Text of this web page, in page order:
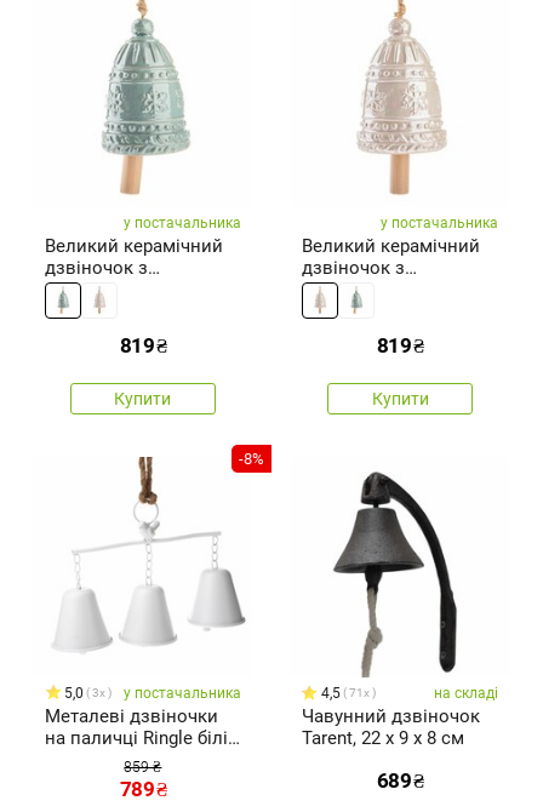
у постачальника
Великий керамічний
дзвіночок з
пластівцями 16 см,
синій перламутр
819₴
Купити
у постачальника
Великий керамічний
дзвіночок з
пластівцями 16 см,
кремовий перламутр
819₴
Купити
-8%
5,0 3x у постачальника
Металеві дзвіночки
на паличці Ringle білі,
28 х 20 см859 ₴
789₴
4,5 71x на складі
Чавунний дзвіночок
Tarent, 22 x 9 x 8 см
689₴